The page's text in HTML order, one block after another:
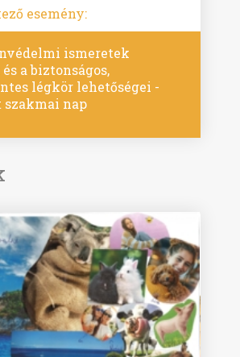
esemény:
ismeretek
a biztonságos,
légkör lehetőségei -
nap